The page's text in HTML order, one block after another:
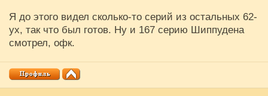
Я до этого видел сколько-то серий из остальных 62-
ух, так что был готов. Ну и 167 серию Шиппудена
смотрел, офк.